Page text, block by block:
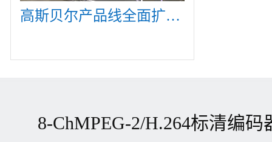
高斯贝尔产品线全面扩展，众多新产品亮相CommunicAsia 2019
8-ChMPEG-2/H.264标清编码